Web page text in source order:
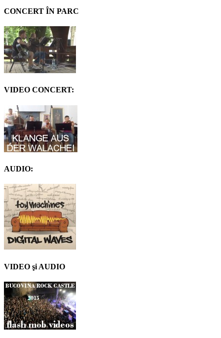
CONCERT ÎN PARC
VIDEO CONCERT:
AUDIO:
VIDEO şi AUDIO